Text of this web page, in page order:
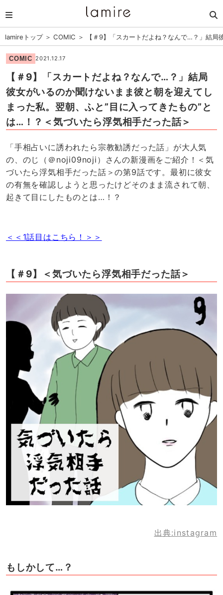
lamireトップ＞ COMIC ＞ 【＃9】「スカートだよね？なんで…？」結
COMIC 2021.12.17
【＃9】「スカートだよね？なんで…？」結局
彼女がいるのか聞けないまま彼と朝を迎えてし
まった私。翌朝、ふと”目に入ってきたもの”と
は…！？＜気づいたら浮気相手だった話＞
「手相占いに誘われたら宗教勧誘だった話」が大人気
の、のじ（＠noji09noji）さんの新漫画をご紹介！＜気
づいたら浮気相手だった話＞の第9話です。最初に彼女
の有無を確認しようと思ったけどそのまま流されて朝、
起きて目にしたものとは…！？
＜＜1話目はこちら！＞＞
【＃9】＜気づいたら浮気相手だった話＞
出典:instagram
もしかして…？